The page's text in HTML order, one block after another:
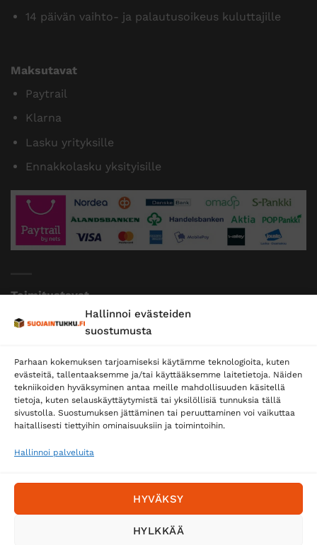
Hallinnoi evästeiden
suostumusta
Parhaan kokemuksen tarjoamiseksi käytämme teknologioita, kuten
evästeitä, tallentaaksemme ja/tai käyttääksemme laitetietoja. Näiden
tekniikoiden hyväksyminen antaa meille mahdollisuuden käsitellä
tietoja, kuten selauskäyttäytymistä tai yksilöllisiä tunnuksia tällä
sivustolla. Suostumuksen jättäminen tai peruuttaminen voi vaikuttaa
haitallisesti tiettyihin ominaisuuksiin ja toimintoihin.
Hallinnoi palveluita
HYVÄKSY
HYLKKÄÄ
14 päivän vaihto- ja palautusoikeus kuluttajille
Maksutavat
Paytrail
Klarna
Lasku yrityksille
Ennakkolasku yksityisille
Toimitustavat
Posti
Postnord
Tilaa uutiskirje ja saat erikoisalennuksia